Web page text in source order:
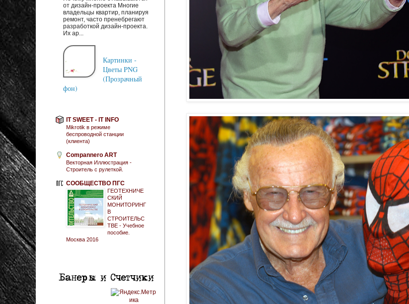
от дизайн-проекта Многие
владельцы квартир, планируя
ремонт, часто пренебрегают
разработкой дизайн-проекта.
Их ар...
Картинки -
Цветы PNG
(Прозрачный
фон)
IT SWEET - IT INFO
Mikrotik в режиме
беспроводной станции
(клиента)
Compannero ART
Векторная Иллюстрация -
Строитель с рулеткой.
СООБЩЕСТВО ПГС
ГЕОТЕХНИЧЕ
СКИЙ
МОНИТОРИНГ
В
СТРОИТЕЛЬС
ТВЕ - Учебное
пособие.
Москва 2016